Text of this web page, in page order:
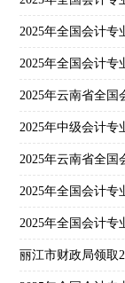
2025年全国会计
2025年全国会计
2025年中级会计专
2025年全国会计
2025年全国会计
丽江市财政局领取